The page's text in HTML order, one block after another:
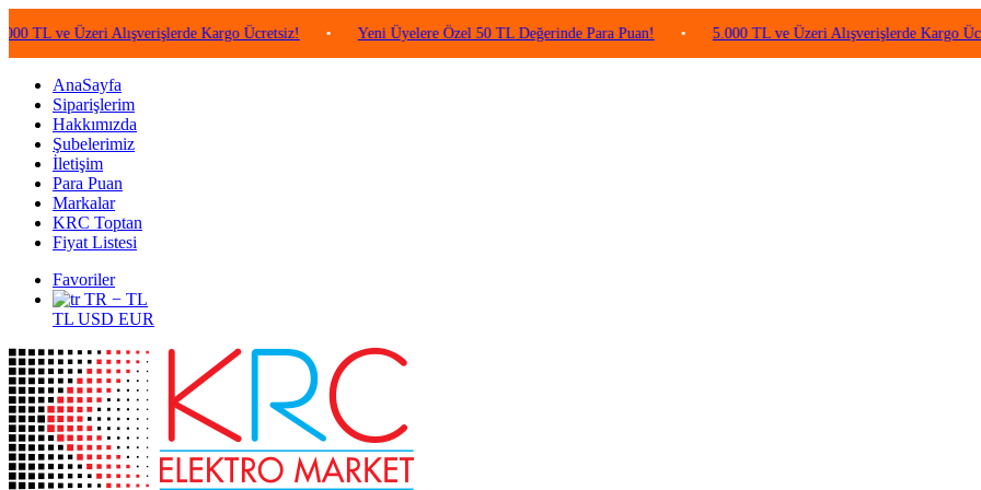
Üzeri Alışverişlerde Kargo Ücretsiz! • Yeni Üyelere Özel 50 TL Değerinde Para Puan! • 5.000 TL ve Üzeri Alışverişlerde Kargo Ücretsiz!
AnaSayfa
Siparişlerim
Hakkımızda
Şubelerimiz
İletişim
Para Puan
Markalar
KRC Toptan
Fiyat Listesi
Favoriler
TR − TL
TL USD EUR